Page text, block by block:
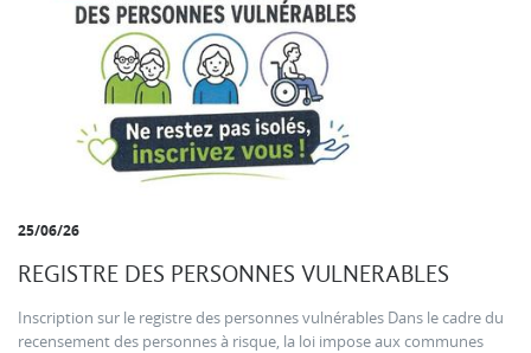
25/06/26
REGISTRE DES PERSONNES VULNERABLES
Inscription sur le registre des personnes vulnérables Dans le cadre du
recensement des personnes à risque, la loi impose aux communes